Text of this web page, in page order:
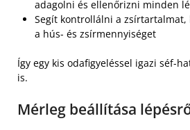
adagolni és ellenőrizni minden
Segít kontrollálni a
a hús- és zsírmennyiséget
Így egy kis odafigyeléssel igazi séf-
is.
Mérleg beállítása